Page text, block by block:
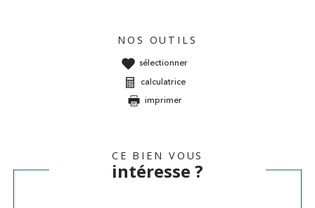
NOS OUTILS
sélectionner
calculatrice
imprimer
CE BIEN VOUS
intéresse ?